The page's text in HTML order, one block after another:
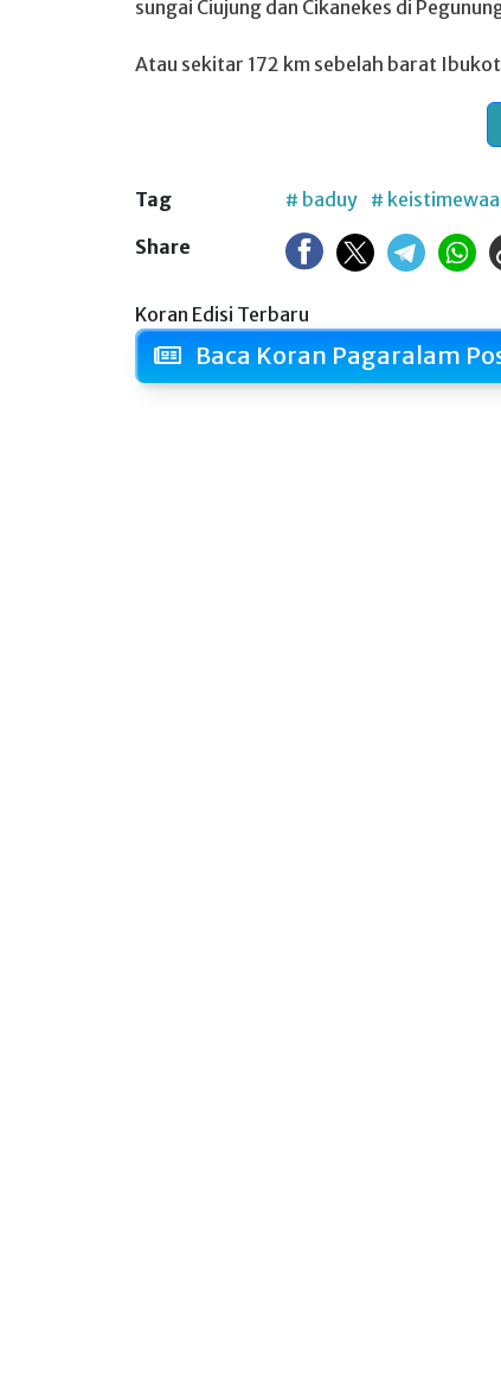
sungai Ciujung dan Cikanekes di
Atau sekitar 172 km sebelah barat
Tag # baduy #
Share
Koran Edisi Terbaru
Baca Koran Pagaralam